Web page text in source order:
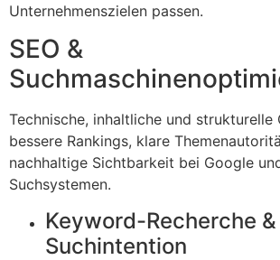
Unternehmenszielen passen.
SEO &
Technische, inhaltliche und strukturelle
bessere Rankings, klare
nachhaltige Sichtbarkeit bei Google
Suchsystemen.
Keyword-Recherche &
Suchintention